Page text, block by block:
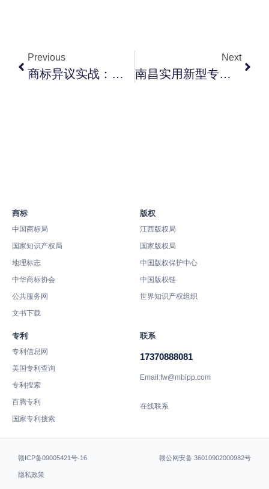
Previous
商标异议实战：异议期发现近似商标该怎么办
Next
南昌实用新型专利申请全流程：周期、费用与减少补正风险技巧
商标
中国商标局
国家知识产权局
地理标志
中华商标协会
公共服务网
文书下载
版权
江西版权局
国家版权局
中国版权保护中心
中国版权链
世界知识产权组织
专利
专利信息网
美国专利查询
专利搜索
百腾专利
国家专利搜索
联系
17370888081
Email:fw@mbipp.com
在线联系
赣ICP备09005421号-16 赣公网安备 36010902000982号
隐私政策